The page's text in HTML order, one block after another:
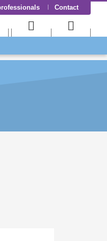
Contact
User
menu
menu